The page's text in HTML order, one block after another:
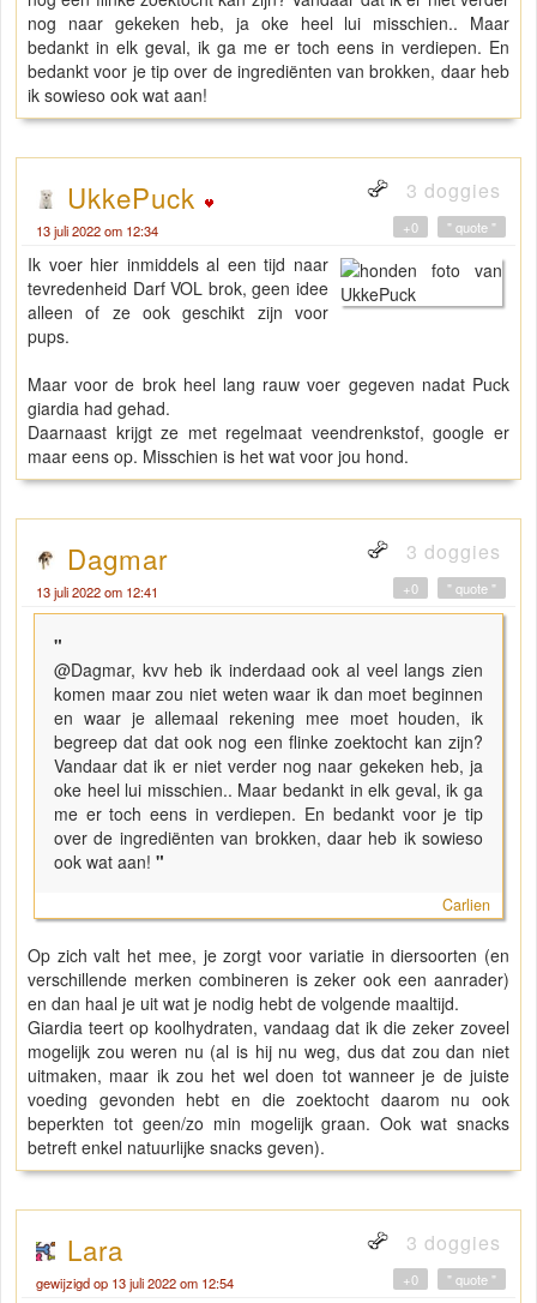
nog naar gekeken heb, ja oke heel lui misschien.. Maar
bedankt in elk geval, ik ga me er toch eens in verdiepen. En
bedankt voor je tip over de ingrediënten van brokken, daar heb
ik sowieso ook wat aan!
UkkePuck 3 doggies
13 juli 2022 om 12:34 " quote "
+0
Ik voer hier inmiddels al een tijd naar
tevredenheid Darf VOL brok, geen idee
alleen of ze ook geschikt zijn voor
pups.
Maar voor de brok heel lang rauw voer gegeven nadat Puck
giardia had gehad.
Daarnaast krijgt ze met regelmaat veendrenkstof, google er
maar eens op. Misschien is het wat voor jou hond.
Dagmar 3 doggies
13 juli 2022 om 12:41 " quote "
+0
"
@Dagmar, kvv heb ik inderdaad ook al veel langs zien
komen maar zou niet weten waar ik dan moet beginnen
en waar je allemaal rekening mee moet houden, ik
begreep dat dat ook nog een flinke zoektocht kan zijn?
Vandaar dat ik er niet verder nog naar gekeken heb, ja
oke heel lui misschien.. Maar bedankt in elk geval, ik ga
me er toch eens in verdiepen. En bedankt voor je tip
over de ingrediënten van brokken, daar heb ik sowieso
ook wat aan! "
Carlien
Op zich valt het mee, je zorgt voor variatie in diersoorten (en
verschillende merken combineren is zeker ook een aanrader)
en dan haal je uit wat je nodig hebt de volgende maaltijd.
Giardia teert op koolhydraten, vandaag dat ik die zeker zoveel
mogelijk zou weren nu (al is hij nu weg, dus dat zou dan niet
uitmaken, maar ik zou het wel doen tot wanneer je de juiste
voeding gevonden hebt en die zoektocht daarom nu ook
beperkten tot geen/zo min mogelijk graan. Ook wat snacks
betreft enkel natuurlijke snacks geven).
Lara 3 doggies
gewijzigd op 13 juli 2022 om 12:54 " quote "
+0